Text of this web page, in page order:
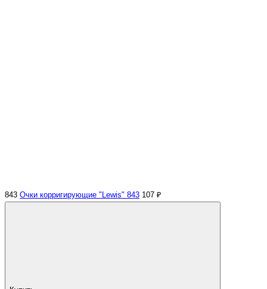
843 Очки корригирующие "Lewis" 843 107 ₽